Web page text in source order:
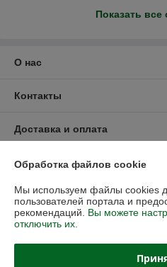
Показать
О нас
Контакты
Доставка и оплата
График работы
Полная версия сайта
Политика обработки cookies
Сайт создан на платформе
Обработка файлов cookie
Мы используем файлы cookies
пользователей портала и
рекомендаций. Вы можете
отключить их.